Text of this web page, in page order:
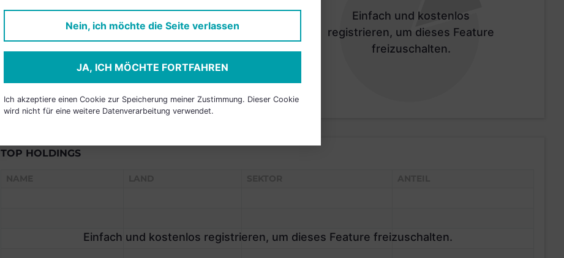
Einfach und kostenlos
registrieren, um dieses Feature
freizuschalten.
Einfach und kostenlos
registrieren, um dieses Feature
freizuschalten.
TOP HOLDINGS
Einfach und kostenlos registrieren, um dieses Feature freizuschalten.
Nein, ich möchte die Seite verlassen
JA, ICH MÖCHTE FORTFAHREN
Ich akzeptiere einen Cookie zur Speicherung meiner Zustimmung. Dieser Cookie
wird nicht für eine weitere Datenverarbeitung verwendet.